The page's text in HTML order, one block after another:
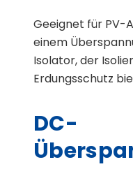
Geeignet für PV-
einem
Isolator, der
Erdungsschutz
DC-